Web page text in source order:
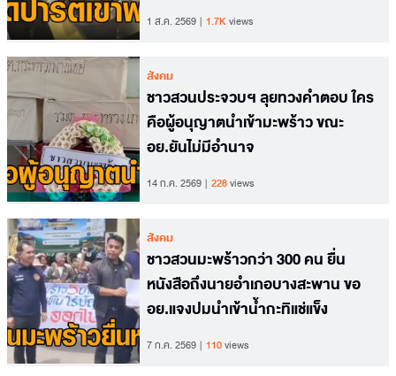
1 ส.ค. 2569 1.7Kviews
สังคม
ชาวสวนประจวบฯ ลุยทวงคำตอบ ใคร
คือผู้อนุญาตนำเข้ามะพร้าว ขณะ
อย.ยันไม่มีอำนาจ
14 ก.ค. 2569 228views
สังคม
ชาวสวนมะพร้าวกว่า 300 คน ยื่น
หนังสือถึงนายอำเภอบางสะพาน ขอ
อย.แจงปมนำเข้าน้ำกะทิแช่แข็ง
7 ก.ค. 2569 110views